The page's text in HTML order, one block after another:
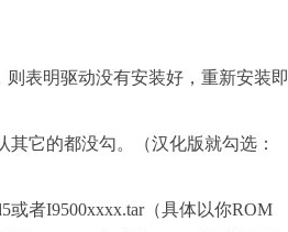
则表明驱动没有安装好，重新安装即
其它的都没勾。（汉化版就勾选：
或者I9500xxxx.tar（具体以你ROM